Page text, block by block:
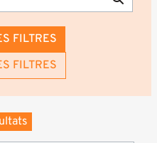
FILTRES
EFFACER LES FILTRES